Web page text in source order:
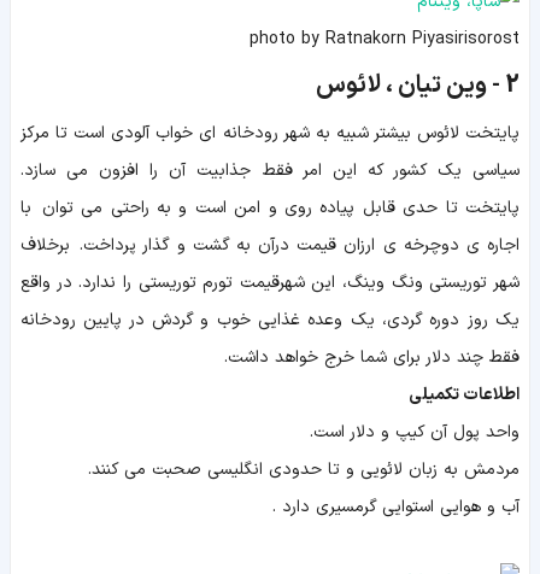
photo by Ratnakorn Piyasirisorost
2 - وین تیان ، لائوس
پایتخت لائوس بیشتر شبیه به شهر رودخانه ای خواب آلودی است تا مرکز
سیاسی یک کشور که این امر فقط جذابیت آن را افزون می سازد.
پایتخت تا حدی قابل پیاده روی و امن است و به راحتی می توان با
اجاره ی دوچرخه ی ارزان قیمت درآن به گشت و گذار پرداخت. برخلاف
شهر توریستی ونگ وینگ، این شهرقیمت تورم توریستی را ندارد. در واقع
یک روز دوره گردی، یک وعده غذایی خوب و گردش در پایین رودخانه
فقط چند دلار برای شما خرج خواهد داشت.
اطلاعات تکمیلی
واحد پول آن کیپ و دلار است.
مردمش به زبان لائویی و تا حدودی انگلیسی صحبت می کنند.
آب و هوایی استوایی گرمسیری دارد .